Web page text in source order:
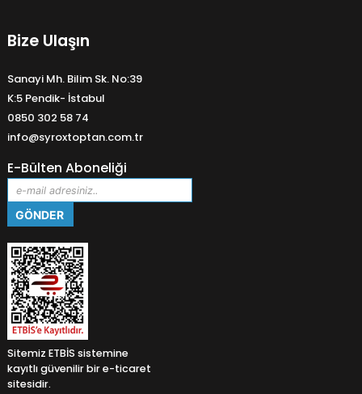
Bize Ulaşın
Sanayi Mh. Bilim Sk. No:39
K:5 Pendik- İstabul
0850 302 58 74
info@syroxtoptan.com.tr
E-Bülten Aboneliği
Sitemiz ETBİS sistemine
kayıtlı güvenilir bir e-ticaret
sitesidir.